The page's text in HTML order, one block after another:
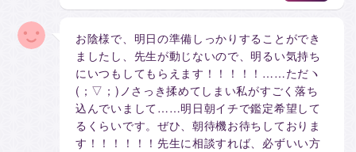
お陰様で、明日の準備しっかりすることができ
ましたし、先生が動じないので、明るい気持ち
にいつもしてもらえます！！！！！……ただヽ
(；▽；)ノさっき揉めてしまい私がすごく落ち
込んでいまして……明日朝イチで鑑定希望して
るくらいです。ぜひ、朝待機お待ちしておりま
す！！！！！！先生に相談すれば、必ずいい方